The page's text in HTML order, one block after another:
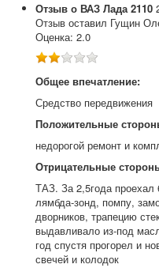
Отзыв о ВАЗ Лада 2110
Отзыв оставил Гущин
Оценка: 2.0
Общее впечатление:
Средство передвижения
Положительные
недорогой ремонт и
Отрицательные
ТАЗ. За 2,5года проехал
лямбда-зонд, помпу,
дворников, трапецию
выдавливало из-под
год спустя прогорел и
свечей и колодок